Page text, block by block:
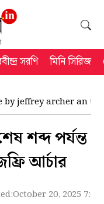
সরণি মিনি সিরিজ
by jeffrey archer an
শব্দ পর্যন্ত
আর্চার
October 20, 2025